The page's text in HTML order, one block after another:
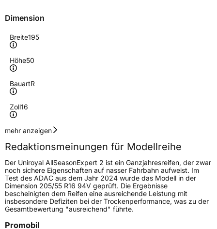
Dimension
Breite195
Höhe50
BauartR
Zoll16
Geschwindigkeitsindex
Höchstgeschwindigkeit
240 km/h
Lastindex88
Höchstlast560 kg
Gewicht (in kg)7,12 kg
Generelle Merkmale
mehr anzeigen
Redaktionsmeinungen für Modellreihe
Der Uniroyal AllSeasonExpert 2 ist ein Ganzjahresreifen, der zwar
noch sichere Eigenschaften auf nasser Fahrbahn aufweist. Im
Test des ADAC aus dem Jahr 2024 wurde das Modell in der
Dimension 205/55 R16 94V geprüft. Die Ergebnisse
bescheinigten dem Reifen eine ausreichende Leistung mit
insbesondere Defiziten bei der Trockenperformance, was zu der
Gesamtbewertung "ausreichend" führte.
Promobil